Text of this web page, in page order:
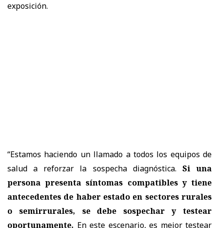
exposición.
“Estamos haciendo un llamado a todos los equipos de
salud a reforzar la sospecha diagnóstica. Si una
persona presenta síntomas compatibles y tiene
antecedentes de haber estado en sectores rurales
o semirrurales, se debe sospechar y testear
oportunamente. En este escenario, es mejor testear